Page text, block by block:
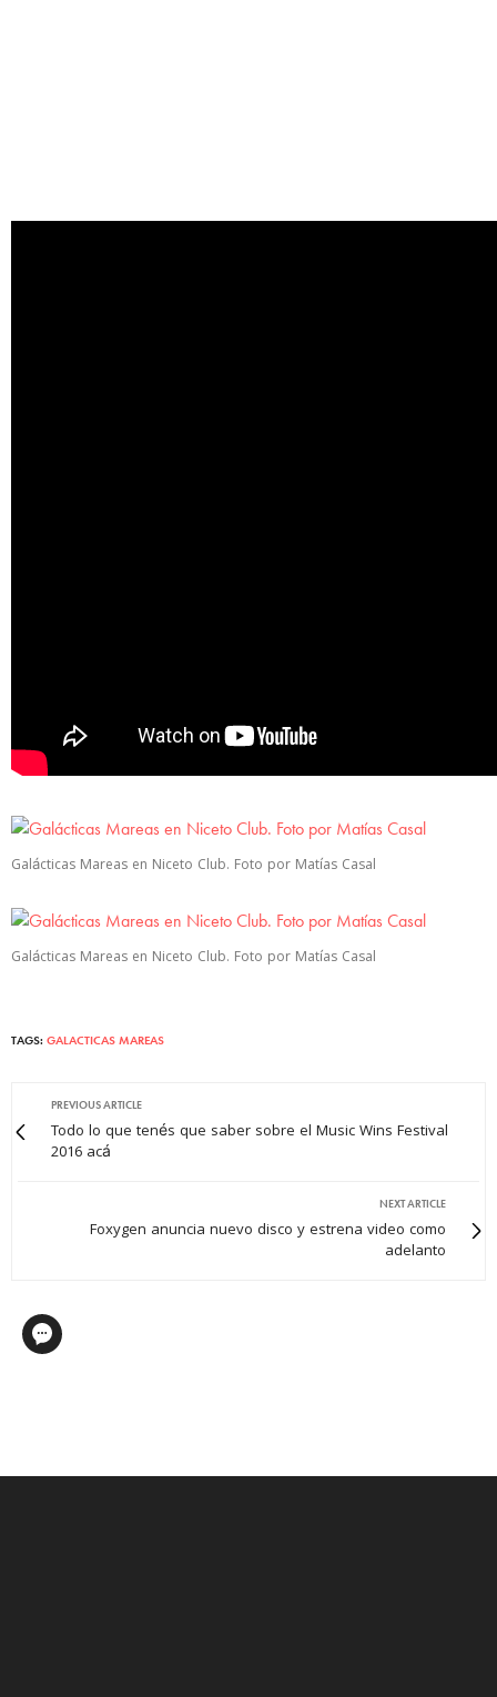
Galácticas Mareas en Niceto Club. Foto por Matías Casal
Galácticas Mareas en Niceto Club. Foto por Matías Casal
TAGS: GALACTICAS MAREAS
PREVIOUS ARTICLE
Todo lo que tenés que saber sobre el Music Wins Festival
2016 acá
NEXT ARTICLE
Foxygen anuncia nuevo disco y estrena video como
adelanto